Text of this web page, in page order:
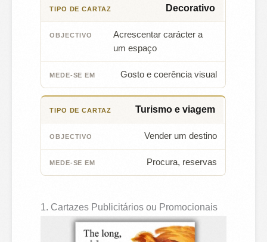
Decorativo
Acrescentar carácter a
um espaço
Gosto e coerência visual
Turismo e viagem
Vender um destino
Procura, reservas
1. Cartazes Publicitários ou Promocionais